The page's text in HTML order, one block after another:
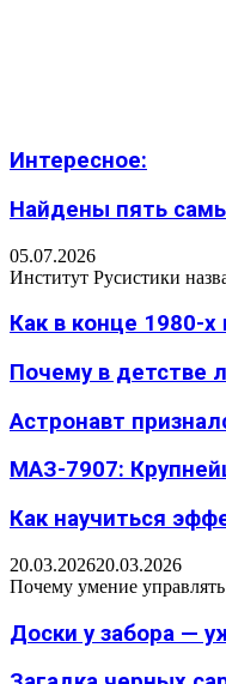
Интересное:
Найдены пять
05.07.2026
Институт Русистики
Как в конце 1980-
Почему в детстве
Астронавт
МАЗ-7907:
Как научиться
20.03.202620.03.2026
Почему умение
Доски у забора —